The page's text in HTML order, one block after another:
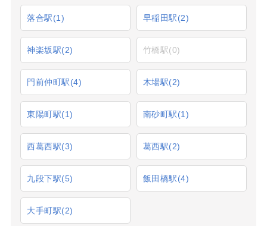
落合駅(1) 早稲田駅(2)
神楽坂駅(2) 竹橋駅(0)
門前仲町駅(4) 木場駅(2)
東陽町駅(1) 南砂町駅(1)
西葛西駅(3) 葛西駅(2)
九段下駅(5) 飯田橋駅(4)
大手町駅(2)